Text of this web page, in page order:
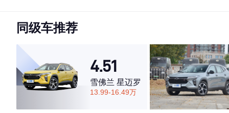
·空间表现较为优秀，优于57%同级车
同级车推荐
4.51
雪佛兰 星迈罗
13.99-16.49万